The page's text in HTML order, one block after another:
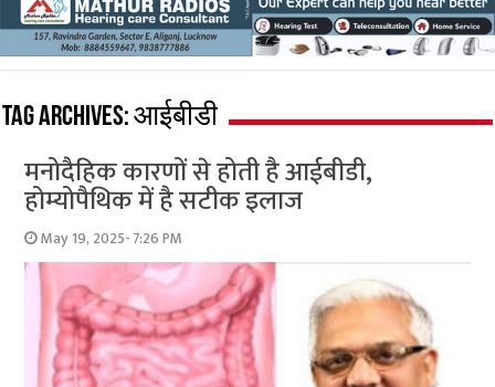
Tag Archives:आईबीडी
मनोदैहिक कारणों से होती है आईबीडी,
होम्योपैथिक में है सटीक इलाज
May 19, 2025- 7:26 PM